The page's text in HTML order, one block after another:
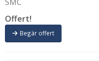
SMC
Offert!
Begär offert